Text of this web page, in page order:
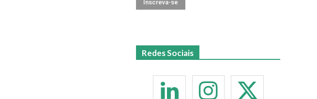
Redes Sociais